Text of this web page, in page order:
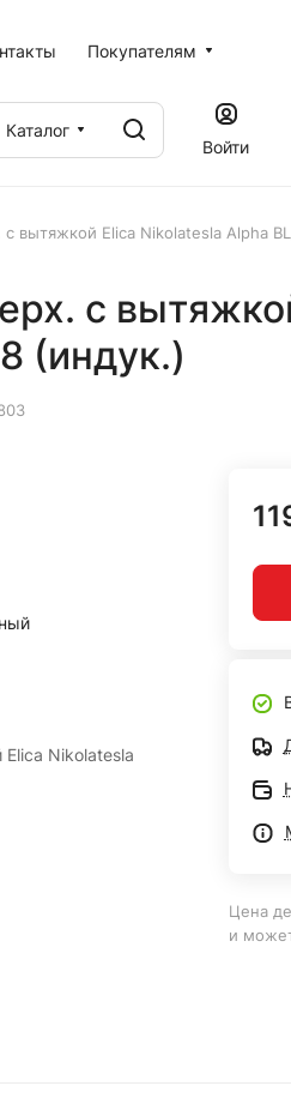
Покупателям
Каталог
Войти
с вытяжкой Elica Nikolatesla Alpha
с
(индук.)
Nikolatesla
Цена
и